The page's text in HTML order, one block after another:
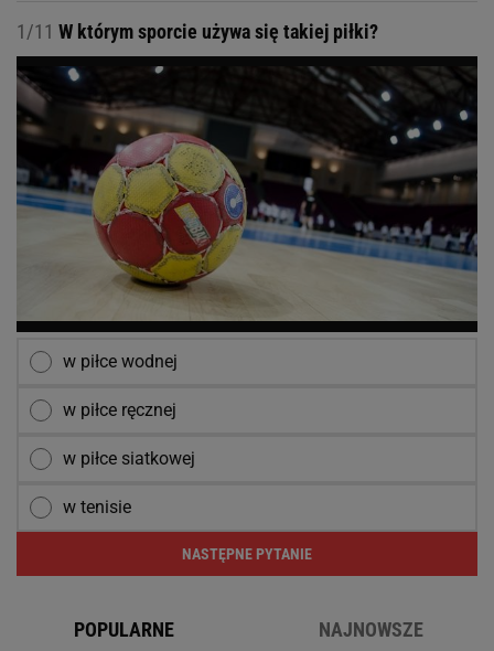
1/11 W którym sporcie używa się takiej piłki?
w piłce wodnej
w piłce ręcznej
w piłce siatkowej
w tenisie
NASTĘPNE PYTANIE
POPULARNE NAJNOWSZE